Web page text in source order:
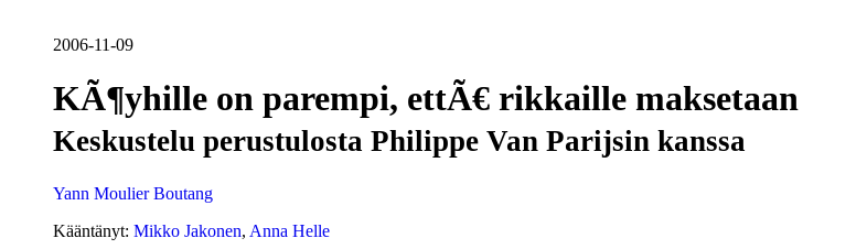
2006-11-09
KÃ¶yhille on parempi, ettÃ€ rikkaille maksetaan
Keskustelu perustulosta Philippe Van Parijsin kanssa
Yann Moulier Boutang
Kääntänyt: Mikko Jakonen, Anna Helle